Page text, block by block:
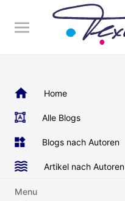
Home
Alle Blogs
Blogs nach Autoren
Artikel nach Autoren
Menu